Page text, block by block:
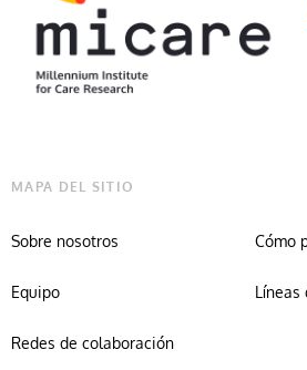
MAPA DEL SITIO
Sobre nosotros
Equipo
Redes de colaboración
Cómo
Líneas